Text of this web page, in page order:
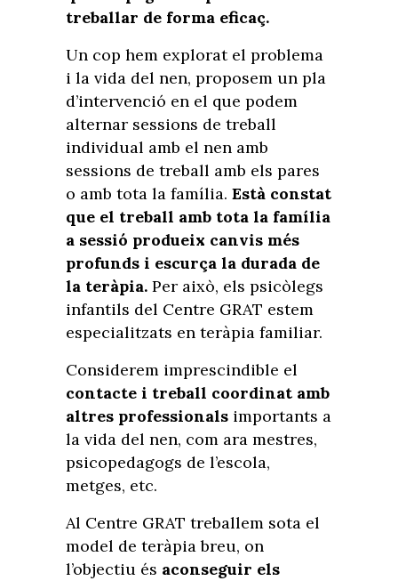
treballar de forma eficaç.
Un cop hem explorat el problema
i la vida del nen, proposem un pla
d’intervenció en el que podem
alternar sessions de treball
individual amb el nen amb
sessions de treball amb els pares
o amb tota la família. Està constat
que el treball amb tota la família
a sessió produeix canvis més
profunds i escurça la durada de
la teràpia. Per això, els psicòlegs
infantils del Centre GRAT estem
especialitzats en teràpia familiar.
Considerem imprescindible el
contacte i treball coordinat amb
altres professionals importants a
la vida del nen, com ara mestres,
psicopedagogs de l’escola,
metges, etc.
Al Centre GRAT treballem sota el
model de teràpia breu, on
l’objectiu és aconseguir els